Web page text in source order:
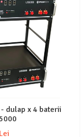
dulap x 4 baterii